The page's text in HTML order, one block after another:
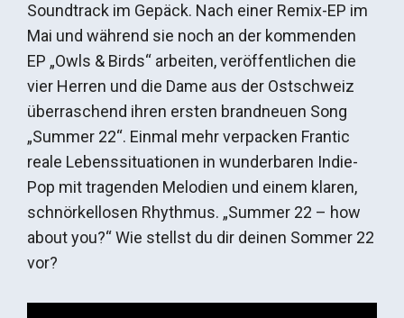
Soundtrack im Gepäck. Nach einer Remix-EP im
Mai und während sie noch an der kommenden
EP „Owls & Birds“ arbeiten, veröffentlichen die
vier Herren und die Dame aus der Ostschweiz
überraschend ihren ersten brandneuen Song
„Summer 22“. Einmal mehr verpacken Frantic
reale Lebenssituationen in wunderbaren Indie-
Pop mit tragenden Melodien und einem klaren,
schnörkellosen Rhythmus. „Summer 22 – how
about you?“ Wie stellst du dir deinen Sommer 22
vor?